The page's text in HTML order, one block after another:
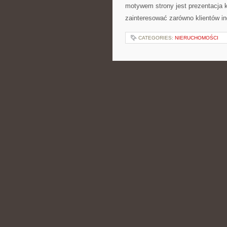
motywem strony jest prezentacja
zainteresować zarówno klientów
CATEGORIES: NIERUCHOMOŚCI